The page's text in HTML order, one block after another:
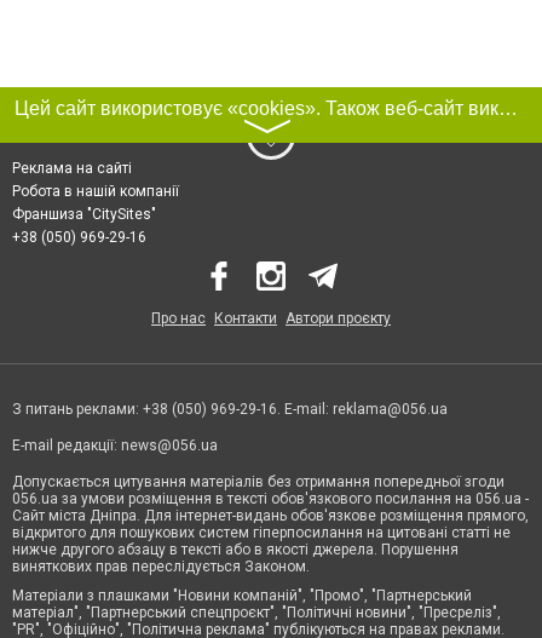
Цей сайт використовує «cookies». Також веб-сайт використовує інтернет-сервіс для збору технічних даних стосовно відвідувачів з метою отримання маркетингової та статистичної інформації. Умови обробки даних відвідувачів сайту див.
〉
Реклама на сайті
Робота в нашій компанії
Франшиза "CitySites"
+38 (050) 969-29-16
Про нас Контакти Автори проєкту
З питань реклами: +38 (050) 969-29-16. E-mail: reklama@056.ua
E-mail редакції: news@056.ua
Допускається цитування матеріалів без отримання попередньої згоди
056.ua за умови розміщення в тексті обов'язкового посилання на 056.ua -
Сайт міста Дніпра. Для інтернет-видань обов'язкове розміщення прямого,
відкритого для пошукових систем гіперпосилання на цитовані статті не
нижче другого абзацу в тексті або в якості джерела. Порушення
виняткових прав переслідується Законом.
Матеріали з плашками "Новини компаній", "Промо", "Партнерський
матеріал", "Партнерський спецпроєкт", "Політичні новини", "Пресреліз",
"PR", "Офіційно", "Політична реклама" публікуються на правах реклами.